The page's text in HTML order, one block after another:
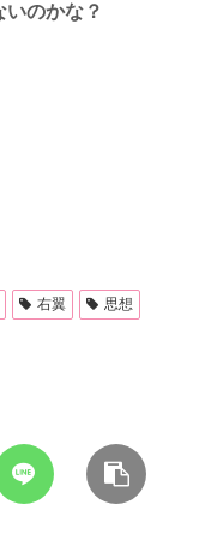
のかな？
右翼
思想